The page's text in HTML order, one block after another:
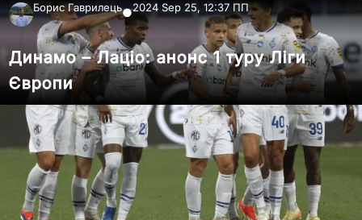
Борис Гаврилець●2024 Sep 25, 12:37 ПП
Динамо – Лаціо: анонс 1 туру Ліги
Європи